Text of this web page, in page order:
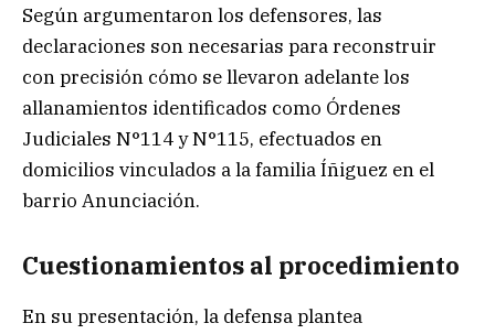
Según argumentaron los defensores, las
declaraciones son necesarias para reconstruir
con precisión cómo se llevaron adelante los
allanamientos identificados como Órdenes
Judiciales N°114 y N°115, efectuados en
domicilios vinculados a la familia Íñiguez en el
barrio Anunciación.
Cuestionamientos al procedimiento
En su presentación, la defensa plantea